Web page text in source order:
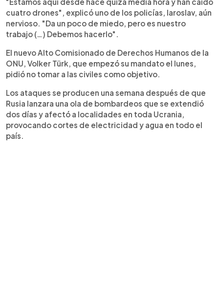
cuatro drones", explicó uno de los policías, Iaroslav, aún
nervioso. "Da un poco de miedo, pero es nuestro
trabajo (…) Debemos hacerlo".
El nuevo Alto Comisionado de Derechos Humanos de la
ONU, Volker Türk, que empezó su mandato el lunes,
pidió no tomar a las civiles como objetivo.
Los ataques se producen una semana después de que
Rusia lanzara una ola de bombardeos que se extendió
dos días y afectó a localidades en toda Ucrania,
provocando cortes de electricidad y agua en todo el
país.